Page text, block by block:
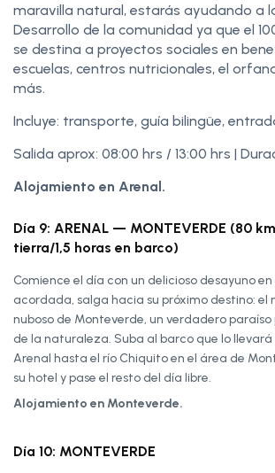
maravilla natural, estarás ayudando a
Desarrollo de la comunidad ya que el
se destina a proyectos sociales en
escuelas, centros nutricionales, el
más.
Incluye: transporte, guía bilingüe,
Salida aprox: 08:00 hrs / 13:00 hrs |
Alojamiento en Arenal.
Día 9: ARENAL — MONTEVERDE (80
tierra/1,5 horas en barco)
Comience el día con un delicioso desayuno
acordada, salga hacia su próximo destino: el
nuboso de Monteverde, un verdadero
de la naturaleza. Suba al barco que lo
Arenal hasta el río Chiquito en el área de
su hotel y pase el resto del día libre.
Alojamiento en Monteverde.
Día 10: MONTEVERDE